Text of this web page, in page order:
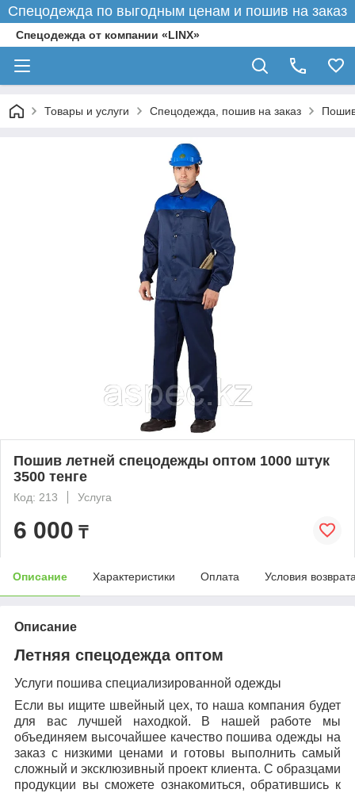
Спецодежда по выгодным ценам и пошив на заказ
Спецодежда от компании «LINX»
Товары и услуги Спецодежда, пошив на заказ
Пошив летней спецодежды оптом 1000 штук
3500 тенге
Код: 213 Услуга
6 000 ₸
Описание Характеристики Оплата Условия
Описание
Летняя спецодежда оптом
Услуги пошива специализированной одежды
Если вы ищите швейный цех, то наша компания будет
для вас лучшей находкой. В нашей работе мы
объединяем высочайшее качество пошива одежды на
заказ с низкими ценами и готовы выполнить самый
сложный и эксклюзивный проект клиента. С образцами
продукции вы сможете ознакомиться, обратившись к